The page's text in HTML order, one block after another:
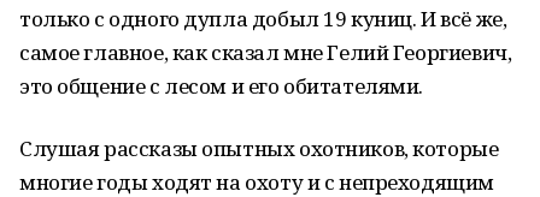
только с одного дупла добыл 19 куниц. И всё же,
самое главное, как сказал мне Гелий Георгиевич,
это общение с лесом и его обитателями.
Слушая рассказы опытных охотников, которые
многие годы ходят на охоту и с непреходящим